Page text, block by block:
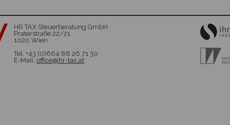
HR TAX Steuerberatung GmbH
Praterstraße 22/21
1020 Wien
Tel: +43 (0)664 88 26 71 30
E-Mail: office@hr-tax.at